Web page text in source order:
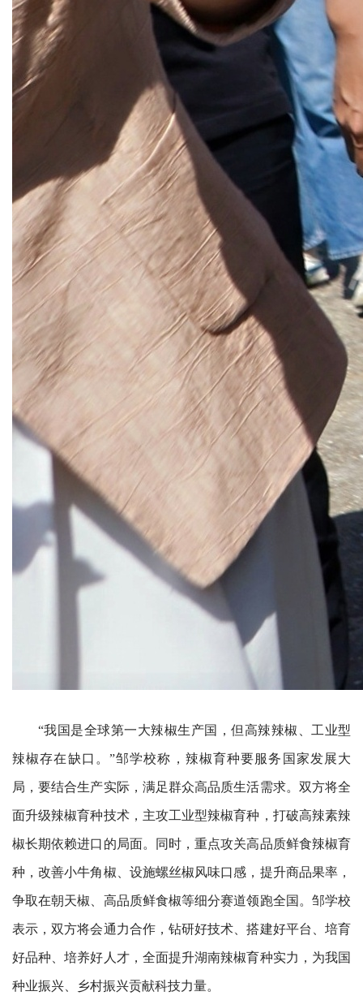
“我国是全球第一大辣椒生产国，但高辣辣椒、工业型
辣椒存在缺口。”邹学校称，辣椒育种要服务国家发展大
局，要结合生产实际，满足群众高品质生活需求。双方将全
面升级辣椒育种技术，主攻工业型辣椒育种，打破高辣素辣
椒长期依赖进口的局面。同时，重点攻关高品质鲜食辣椒育
种，改善小牛角椒、设施螺丝椒风味口感，提升商品果率，
争取在朝天椒、高品质鲜食椒等细分赛道领跑全国。邹学校
表示，双方将会通力合作，钻研好技术、搭建好平台、培育
好品种、培养好人才，全面提升湖南辣椒育种实力，为我国
种业振兴、乡村振兴贡献科技力量。